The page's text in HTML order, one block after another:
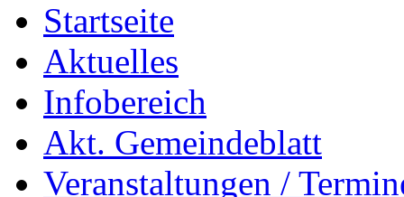
Startseite
Aktuelles
Infobereich
Akt. Gemeindeblatt
Veranstaltungen /